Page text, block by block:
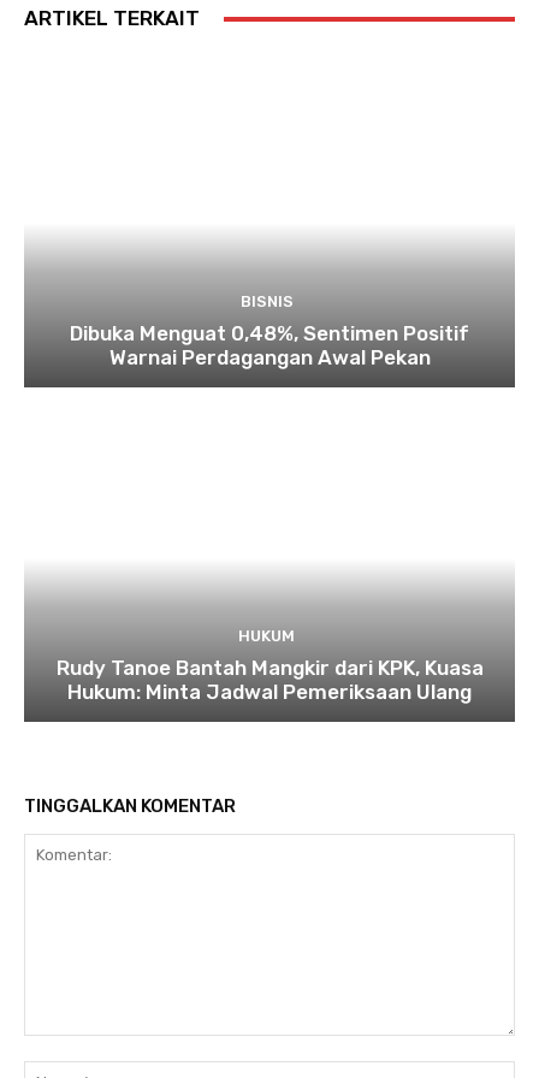
ARTIKEL TERKAIT
BISNIS
Dibuka Menguat 0,48%, Sentimen Positif
Warnai Perdagangan Awal Pekan
HUKUM
Rudy Tanoe Bantah Mangkir dari KPK, Kuasa
Hukum: Minta Jadwal Pemeriksaan Ulang
TINGGALKAN KOMENTAR